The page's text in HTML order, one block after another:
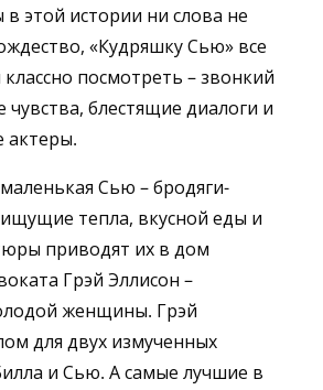
этой истории ни слова не
«Кудряшку Сью» все
посмотреть – звонкий
чувства, блестящие диалоги и
актеры.
Сью – бродяги-
тепла, вкусной еды и
приводят их в дом
Грэй Эллисон –
женщины. Грэй
для двух измученных
и Сью. А самые лучшие в